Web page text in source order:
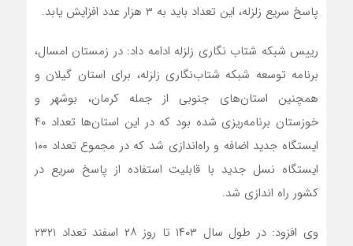
پاسخ سریع زلزله، این تعداد باید به ۳ هزار عدد افزایش یابد.
رییس شبکه شتاب نگاری زلزله ادامه داد: در زمستان امسال،
برنامه توسعه شبکه شتاب‌نگاری زلزله، برای استان گیلان و
همچنین استان‌های جنوبی از جمله کرمان، بوشهر و
خوزستان برنامه‌ریزی شده بود که در این استان‌ها تعداد ۴۰
ایستگاه جدید اضافه و راه‌اندازی شد که در مجموع تعداد ۱۰۰
ایستگاه نسل جدید با قابلیت استفاده از پاسخ سریع در
کشور راه اندازی شد.
وی افزود: در طول سال ۱۴۰۳ تا روز ۲۸ اسفند تعداد ۲۳۲۱